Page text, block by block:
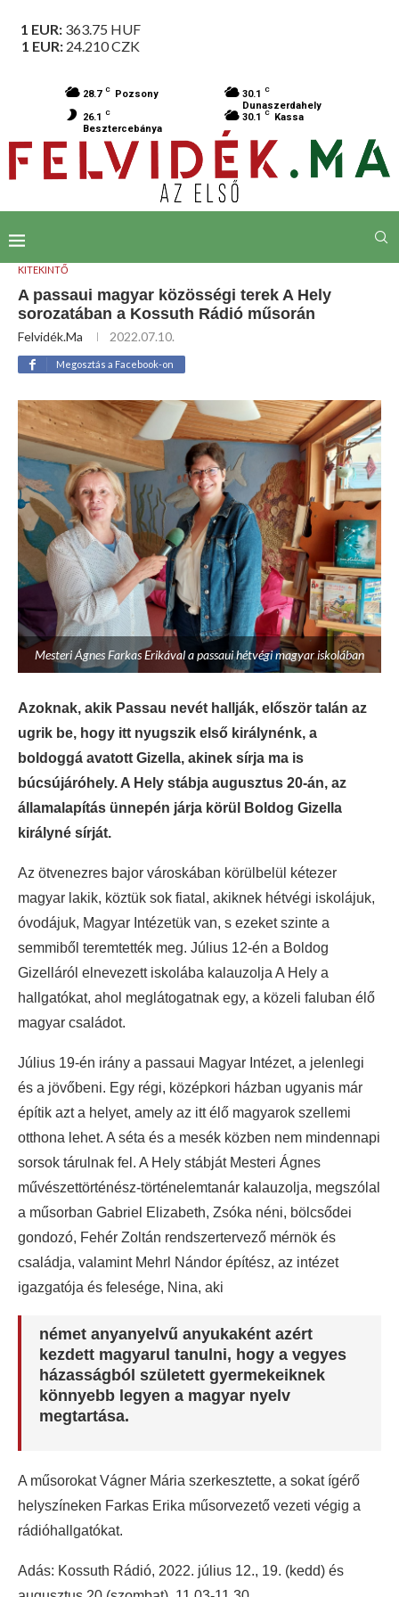
1 EUR: 363.75 HUF
1 EUR: 24.210CZK
28.7 C Pozsony 30.1 C
Dunaszerdahely
26.1 C
Besztercebánya
30.1 C Kassa
KITEKINTŐ
A passaui magyar közösségi terek A Hely
sorozatában a Kossuth Rádió műsorán
Felvidék.ma 2022.07.10.
Megosztás a Facebook-on
Mesteri Ágnes Farkas Erikával a passaui hétvégi magyar iskolában
Azoknak, akik Passau nevét hallják, először talán az
ugrik be, hogy itt nyugszik első királynénk, a
boldoggá avatott Gizella, akinek sírja ma is
búcsújáróhely. A Hely stábja augusztus 20-án, az
államalapítás ünnepén járja körül Boldog Gizella
királyné sírját.
Az ötvenezres bajor városkában körülbelül kétezer
magyar lakik, köztük sok fiatal, akiknek hétvégi iskolájuk,
óvodájuk, Magyar Intézetük van, s ezeket szinte a
semmiből teremtették meg. Július 12-én a Boldog
Gizelláról elnevezett iskolába kalauzolja A Hely a
hallgatókat, ahol meglátogatnak egy, a közeli faluban élő
magyar családot.
Július 19-én irány a passaui Magyar Intézet, a jelenlegi
és a jövőbeni. Egy régi, középkori házban ugyanis már
építik azt a helyet, amely az itt élő magyarok szellemi
otthona lehet. A séta és a mesék közben nem mindennapi
sorsok tárulnak fel. A Hely stábját Mesteri Ágnes
művészettörténész-történelemtanár kalauzolja, megszólal
a műsorban Gabriel Elizabeth, Zsóka néni, bölcsődei
gondozó, Fehér Zoltán rendszertervező mérnök és
családja, valamint Mehrl Nándor építész, az intézet
igazgatója és felesége, Nina, aki
német anyanyelvű anyukaként azért
kezdett magyarul tanulni, hogy a vegyes
házasságból született gyermekeiknek
könnyebb legyen a magyar nyelv
megtartása.
A műsorokat Vágner Mária szerkesztette, a sokat ígérő
helyszíneken Farkas Erika műsorvezető vezeti végig a
rádióhallgatókat.
Adás: Kossuth Rádió, 2022. július 12., 19. (kedd) és